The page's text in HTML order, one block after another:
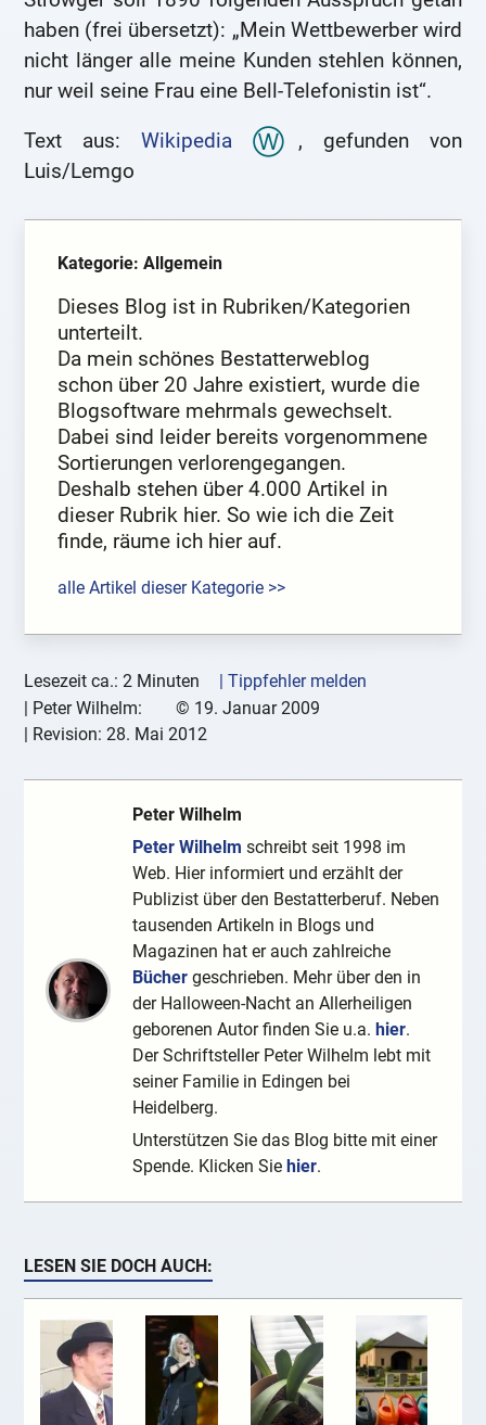
haben (frei übersetzt): „Mein Wettbewerber wird
nicht länger alle meine Kunden stehlen können,
nur weil seine Frau eine Bell-Telefonistin ist“.
Text aus: Wikipedia
, gefunden von
Luis/Lemgo
Kategorie: Allgemein
Dieses Blog ist in Rubriken/Kategorien
unterteilt.
Da mein schönes Bestatterweblog
schon über 20 Jahre existiert, wurde die
Blogsoftware mehrmals gewechselt.
Dabei sind leider bereits vorgenommene
Sortierungen verlorengegangen.
Deshalb stehen über 4.000 Artikel in
dieser Rubrik hier. So wie ich die Zeit
finde, räume ich hier auf.
alle Artikel dieser Kategorie >>
Lesezeit ca.: 2 Minuten
| Tippfehler melden
| Peter Wilhelm: © 19. Januar 2009
| Revision:28. Mai 2012
Peter Wilhelm
Peter Wilhelm schreibt seit 1998 im
Web. Hier informiert und erzählt der
Publizist über den Bestatterberuf. Neben
tausenden Artikeln in Blogs und
Magazinen hat er auch zahlreiche
Bücher geschrieben. Mehr über den in
der Halloween-Nacht an Allerheiligen
geborenen Autor finden Sie u.a.hier.
Der Schriftsteller Peter Wilhelm lebt mit
seiner Familie in Edingen bei
Heidelberg.
Unterstützen Sie das Blog bitte mit einer
Spende. Klicken Siehier.
LESEN SIE DOCH AUCH: